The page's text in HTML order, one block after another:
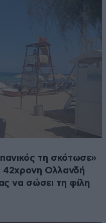
τη σκότωσε»
42χρονη Ολλανδή
να σώσει τη φίλη